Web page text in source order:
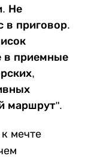
Не
в приговор.
в приемные
маршрут".
мечте